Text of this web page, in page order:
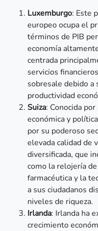
Luxemburgo: Este
europeo ocupa el
términos de PIB
economía
centrada
servicios
sobresale debido a
productividad
Suiza: Conocida
económica y
por su poderoso
elevada calidad de
diversificada, que
como la relojería
farmacéutica y la
a sus ciudadanos
niveles de riqueza.
Irlanda: Irlanda ha
crecimiento